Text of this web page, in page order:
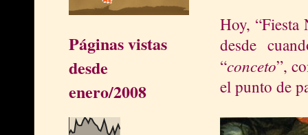
Páginas vistas
desde
enero/2008
Hoy, “Fiesta
desde
“conceto”,
el punto de